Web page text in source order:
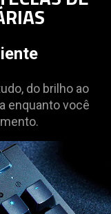
do brilho ao
enquanto você